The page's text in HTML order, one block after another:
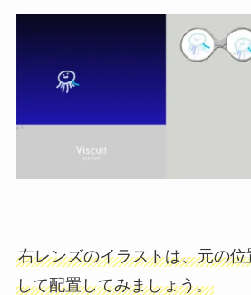
右レンズのイラストは、元の
して配置してみましょう。